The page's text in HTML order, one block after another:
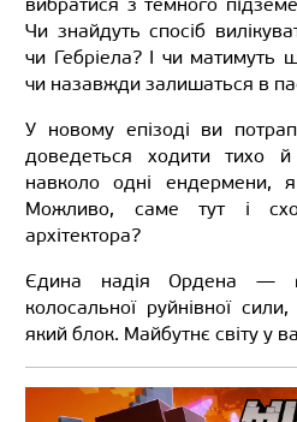
вибратися з темного
Чи знайдуть спосіб
чи Гебріела? І чи
чи назавжди залишаться в
У новому епізоді ви
доведеться ходити тихо
навколо одні ендермени,
Можливо, саме тут і
архітектора?
Єдина надія Ордена —
колосальної руйнівної
який блок. Майбутнє світу у